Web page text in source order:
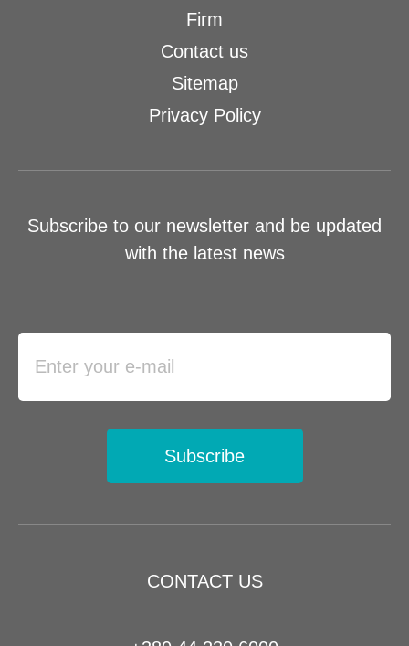
CONTACT US
Firm
Contact us
Sitemap
Privacy Policy
Subscribe to our newsletter and be updated
with the latest news
Subscribe